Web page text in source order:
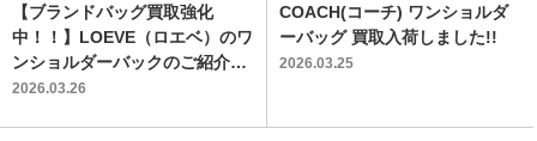
【ブランドバッグ買取強化
中！！】LOEVE（ロエベ）のワ
ンショルダーバックのご紹介で
す！トレファク買物週間開催
2026.03.26
COACH(コーチ) ワンショルダ
ーバッグ 買取入荷しました!!
2026.03.25